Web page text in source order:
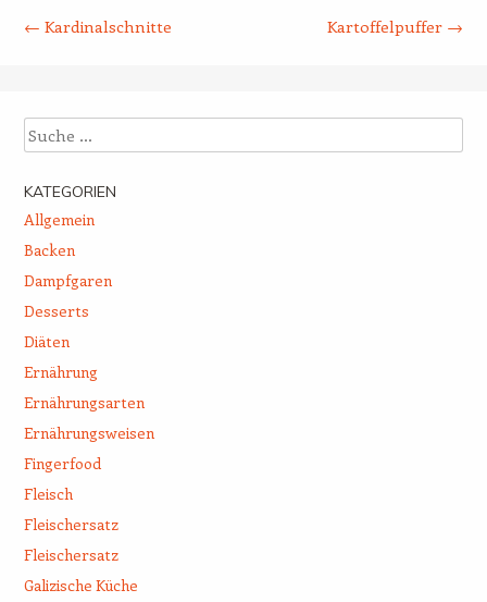
← Kardinalschnitte Kartoffelpuffer →
Suche
KATEGORIEN
Allgemein
Backen
Dampfgaren
Desserts
Diäten
Ernährung
Ernährungsarten
Ernährungsweisen
Fingerfood
Fleisch
Fleischersatz
Fleischersatz
Galizische Küche